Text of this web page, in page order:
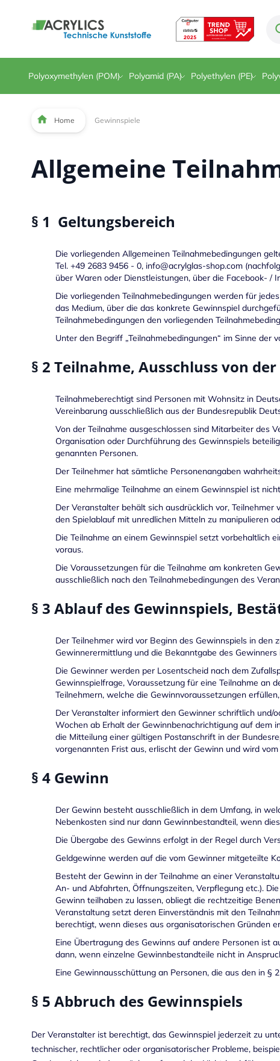
Polyoxymethylen (POM) Polyamid (PA) Polyethylen (PE)
Home Gewinnspiele
Allgemeine
§ 1 Geltungsbereich
Die vorliegenden Allgemeinen Teilnahmebedingungen
Tel. +49 2683 9456 - 0, info@acrylglas-shop.com
über Waren oder Dienstleistungen, über die Facebook-
Die vorliegenden Teilnahmebedingungen werden für
das Medium, über die das konkrete Gewinnspiel
Teilnahmebedingungen den vorliegenden
Unter den Begriff „Teilnahmebedingungen“ im Sinne
§ 2 Teilnahme, Ausschluss von
Teilnahmeberechtigt sind Personen mit Wohnsitz in
Vereinbarung ausschließlich aus der Bundesrepublik
Von der Teilnahme ausgeschlossen sind Mitarbeiter des
Organisation oder Durchführung des Gewinnspiels
genannten Personen.
Der Teilnehmer hat sämtliche Personenangaben
Eine mehrmalige Teilnahme an einem Gewinnspiel ist
Der Veranstalter behält sich ausdrücklich vor,
den Spielablauf mit unredlichen Mitteln zu manipulieren
Die Teilnahme an einem Gewinnspiel setzt vorbehaltlich
voraus.
Die Voraussetzungen für die Teilnahme am konkreten
ausschließlich nach den Teilnahmebedingungen des
§ 3 Ablauf des Gewinnspiels,
Der Teilnehmer wird vor Beginn des Gewinnspiels in den
Gewinnerermittlung und die Bekanntgabe des Gewinners
Die Gewinner werden per Losentscheid nach dem
Gewinnspielfrage, Voraussetzung für eine Teilnahme an
Teilnehmern, welche die Gewinnvoraussetzungen
Der Veranstalter informiert den Gewinner schriftlich und/
Wochen ab Erhalt der Gewinnbenachrichtigung auf
die Mitteilung einer gültigen Postanschrift in der
vorgenannten Frist aus, erlischt der Gewinn und wird
§ 4 Gewinn
Der Gewinn besteht ausschließlich in dem Umfang, in
Nebenkosten sind nur dann Gewinnbestandteil, wenn
Die Übergabe des Gewinns erfolgt in der Regel durch
Geldgewinne werden auf die vom Gewinner mitgeteilte
Besteht der Gewinn in der Teilnahme an einer
An- und Abfahrten, Öffnungszeiten, Verpflegung etc.).
Gewinn teilhaben zu lassen, obliegt die rechtzeitige
Veranstaltung setzt deren Einverständnis mit den
berechtigt, wenn dieses aus organisatorischen Gründen
Eine Übertragung des Gewinns auf andere Personen ist
dann, wenn einzelne Gewinnbestandteile nicht in
Eine Gewinnausschüttung an Personen, die aus den in
§ 5 Abbruch des Gewinnspiels
Der Veranstalter ist berechtigt, das Gewinnspiel jederzeit zu
technischer, rechtlicher oder organisatorischer Probleme,